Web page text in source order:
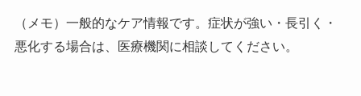
（メモ）一般的なケア情報です。症状が強い・長引く・
悪化する場合は、医療機関に相談してください。